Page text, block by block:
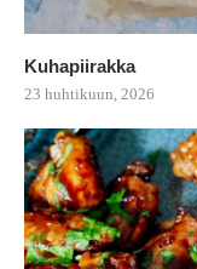
Kuhapiirakka
23 huhtikuun, 2026